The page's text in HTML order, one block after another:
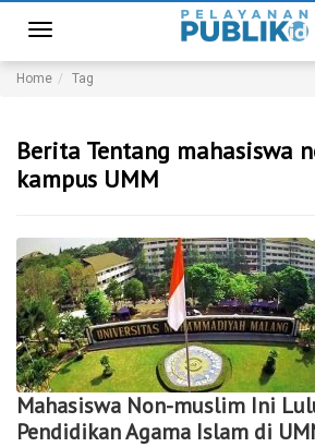
Toggle
navigation
Home Tag
Berita Tentang mahasiswa
kampus UMM
Mahasiswa Non-muslim Ini
Pendidikan Agama Islam di